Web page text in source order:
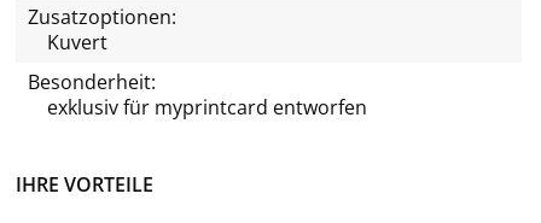
IHRE VORTEILE
Zusatzoptionen:
Kuvert
Besonderheit:
exklusiv für myprintcard entworfen